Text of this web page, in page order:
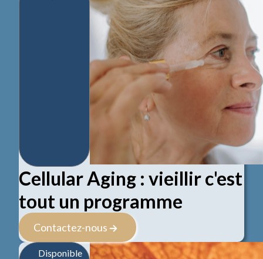
Cellular Aging : vieillir c'est
tout un programme
Contactez-nous
Disponible